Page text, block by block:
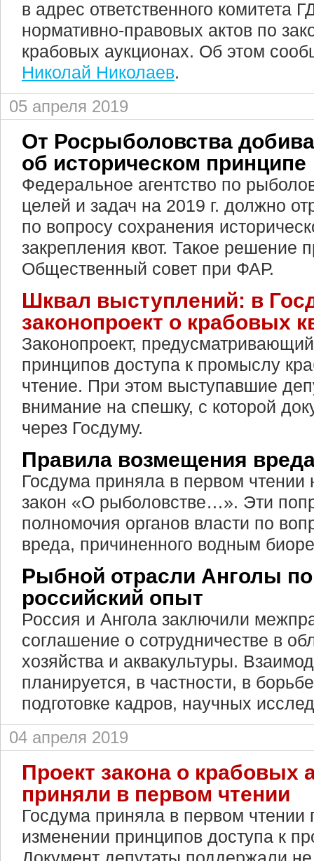
в адрес ответственного комитета
нормативно-правовых актов по
крабовых аукционах. Об этом
Николай Николаев.
05 апреля 2019
От Росрыболовства
об историческом принципе
Федеральное агентство по
целей и задач на 2019 г. должно
по вопросу сохранения
закрепления квот. Такое решение
Общественный совет при ФАР.
Шквал выступлений: в
законопроект о крабовых
Законопроект,
принципов доступа к промыслу
чтение. При этом выступавшие
внимание на спешку, с которой
через Госдуму.
Правила возмещения
Госдума приняла в первом
закон «О рыболовстве…». Эти
полномочия органов власти по
вреда, причиненного водным
Рыбной отрасли Анголы
российский опыт
Россия и Ангола заключили
соглашение о сотрудничестве в
хозяйства и аквакультуры.
планируется, в частности, в
подготовке кадров, научных
04 апреля 2019
Проект закона о крабовых
приняли в первом чтении
Госдума приняла в первом чтении
изменении принципов доступа к